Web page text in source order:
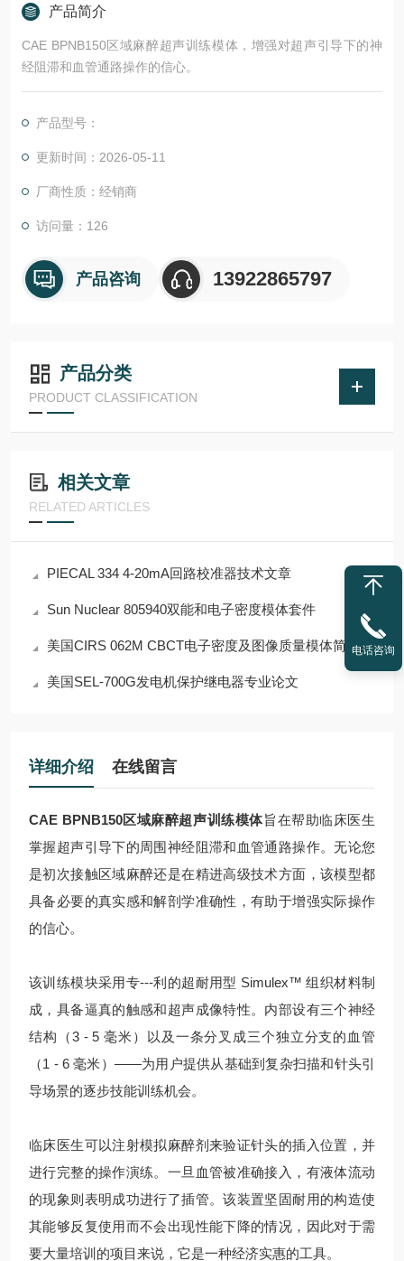
产品简介
CAE BPNB150区域麻醉超声训练模体，增强对超声引导下的神
经阻滞和血管通路操作的信心。
产品型号：
更新时间：2026-05-11
厂商性质：经销商
访问量：126
产品咨询 13922865797
产品分类
PRODUCT CLASSIFICATION
相关文章
RELATED ARTICLES
PIECAL 334 4-20mA回路校准器技术文章
Sun Nuclear 805940双能和电子密度模体套件
美国CIRS 062M CBCT电子密度及图像质量模体简介
美国SEL-700G发电机保护继电器专业论文
详细介绍 在线留言
CAE BPNB150区域麻醉超声训练模体旨在帮助临床医生
掌握超声引导下的周围神经阻滞和血管通路操作。无论您
是初次接触区域麻醉还是在精进高级技术方面，该模型都
具备必要的真实感和解剖学准确性，有助于增强实际操作
的信心。
该训练模块采用专---利的超耐用型 Simulex™ 组织材料制
成，具备逼真的触感和超声成像特性。内部设有三个神经
结构（3 - 5 毫米）以及一条分叉成三个独立分支的血管
（1 - 6 毫米）——为用户提供从基础到复杂扫描和针头引
导场景的逐步技能训练机会。
临床医生可以注射模拟麻醉剂来验证针头的插入位置，并
进行完整的操作演练。一旦血管被准确接入，有液体流动
的现象则表明成功进行了插管。该装置坚固耐用的构造使
其能够反复使用而不会出现性能下降的情况，因此对于需
要大量培训的项目来说，它是一种经济实惠的工具。
电话咨询